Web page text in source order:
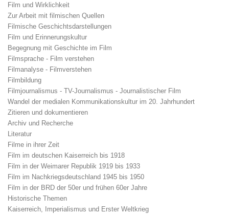
Film und Wirklichkeit
Zur Arbeit mit filmischen Quellen
Filmische Geschichtsdarstellungen
Film und Erinnerungskultur
Begegnung mit Geschichte im Film
Filmsprache - Film verstehen
Filmanalyse - Filmverstehen
Filmbildung
Filmjournalismus - TV-Journalismus - Journalistischer Film
Wandel der medialen Kommunikationskultur im 20. Jahrhundert
Zitieren und dokumentieren
Archiv und Recherche
Literatur
Filme in ihrer Zeit
Film im deutschen Kaiserreich bis 1918
Film in der Weimarer Republik 1919 bis 1933
Film im Nachkriegsdeutschland 1945 bis 1950
Film in der BRD der 50er und frühen 60er Jahre
Historische Themen
Kaiserreich, Imperialismus und Erster Weltkrieg